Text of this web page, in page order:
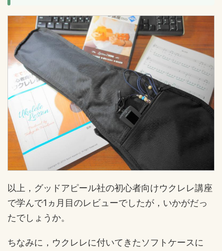
以上，グッドアピール社の初心者向けウクレレ講座
で学んで1ヵ月目のレビューでしたが，いかがだっ
たでしょうか。
ちなみに，ウクレレに付いてきたソフトケースに